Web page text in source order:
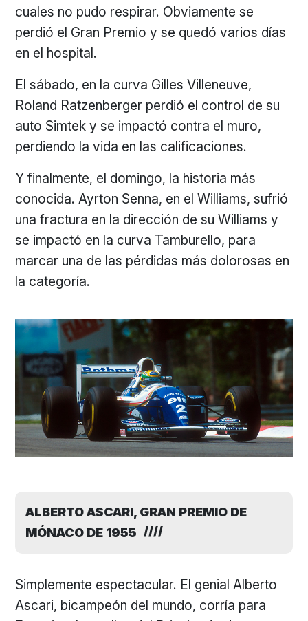
cuales no pudo respirar. Obviamente se
perdió el Gran Premio y se quedó varios días
en el hospital.
El sábado, en la curva Gilles Villeneuve,
Roland Ratzenberger perdió el control de su
auto Simtek y se impactó contra el muro,
perdiendo la vida en las calificaciones.
Y finalmente, el domingo, la historia más
conocida. Ayrton Senna, en el Williams, sufrió
una fractura en la dirección de su Williams y
se impactó en la curva Tamburello, para
marcar una de las pérdidas más dolorosas en
la categoría.
ALBERTO ASCARI, GRAN PREMIO DE
MÓNACO DE 1955
Simplemente espectacular. El genial Alberto
Ascari, bicampeón del mundo, corría para